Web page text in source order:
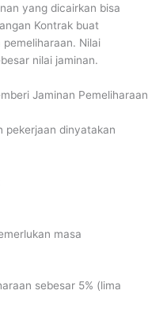
yang dicairkan bisa
Kontrak buat
Nilai
nilai jaminan.
Jaminan Pemeliharaan
pekerjaan dinyatakan
masa
sebesar 5% (lima